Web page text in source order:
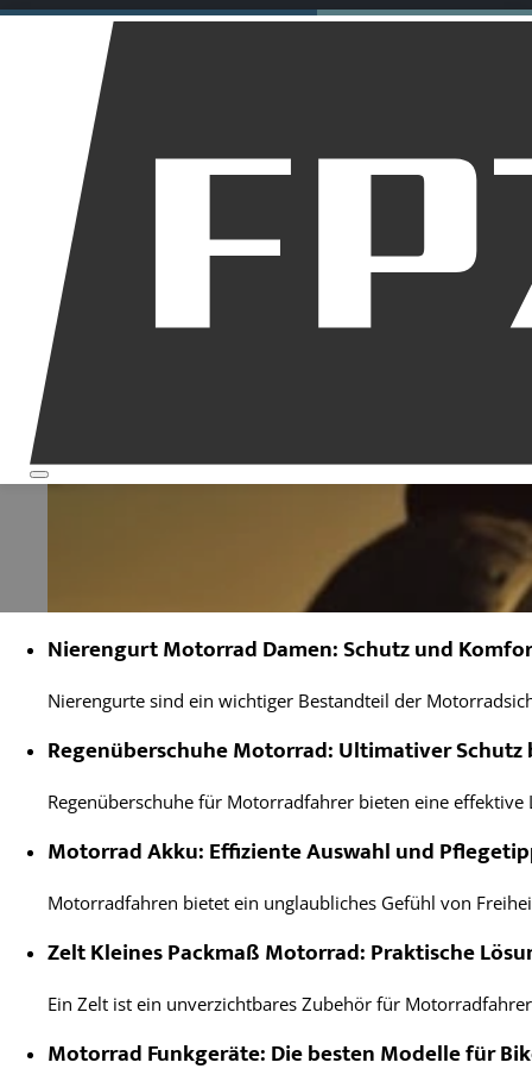
Motorräder
Dirt Bikes
Downhill
Allgemein
Über mich
Nierengurt Motorrad Damen: Schutz und
Nierengurte sind ein wichtiger Bestandteil der
Regenüberschuhe Motorrad: Ultimativer Schutz
Regenüberschuhe für Motorradfahrer bieten eine
Motorrad Akku: Effiziente Auswahl und
Motorradfahren bietet ein unglaubliches Gefühl von
Zelt Kleines Packmaß Motorrad: Praktische
Ein Zelt ist ein unverzichtbares Zubehör für
Motorrad Funkgeräte: Die besten Modelle für